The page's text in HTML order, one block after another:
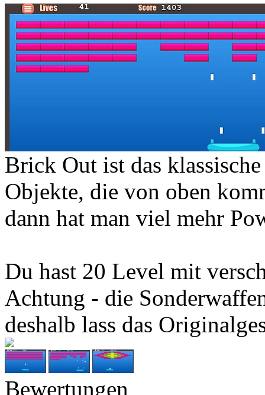
Brick Out ist das
Objekte, die von oben
dann hat man viel mehr
Du hast 20 Level mit
Achtung - die
deshalb lass das
Bewertungen